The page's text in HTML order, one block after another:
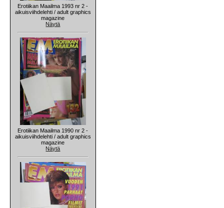
Erotiikan Maailma 1993 nr 2 -
aikuisviihdelehti / adult graphics
magazine
Näytä
Erotiikan Maailma 1990 nr 2 -
aikuisviihdelehti / adult graphics
magazine
Näytä